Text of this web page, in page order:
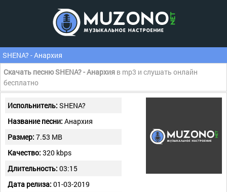
SHENA? - Анархия
Скачать песню SHENA? - Анархия в mp3 и слушать онлайн
бесплатно
Испольнитель: SHENA?
Название песни: Анархия
Размер: 7.53 MB
Качество: 320 kbps
Длительность: 03:15
Дата релиза: 01-03-2019